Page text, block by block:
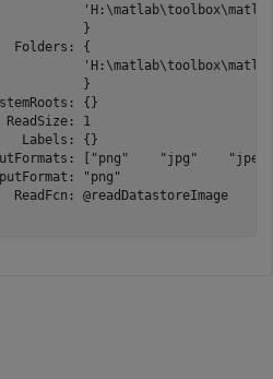
}
Folders: {
}
{}
ReadSize: 1
Labels: {}
["png"    "jpg"
"png"
ReadFcn: @readDatastoreImage